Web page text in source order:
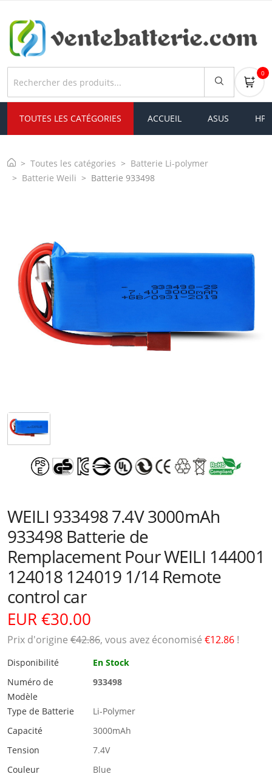
0
TOUTES LES CATÉGORIES ACCUEIL ASUS HP
Toutes les catégories
Batterie Li-polymer
Batterie Weili
Batterie 933498
WEILI 933498 7.4V 3000mAh
933498 Batterie de
Remplacement Pour WEILI 144001
124018 124019 1/14 Remote
control car
EUR €30.00
Prix ​​d'origine €42.86, vous avez économisé €12.86 !
Disponibilité
En Stock
Numéro de
Modèle
933498
Type de Batterie
Li-Polymer
Capacité
3000mAh
Tension
7.4V
Couleur
Blue